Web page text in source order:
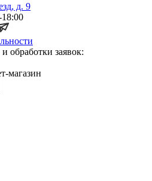
д. 9
обработки заявок:
магазин